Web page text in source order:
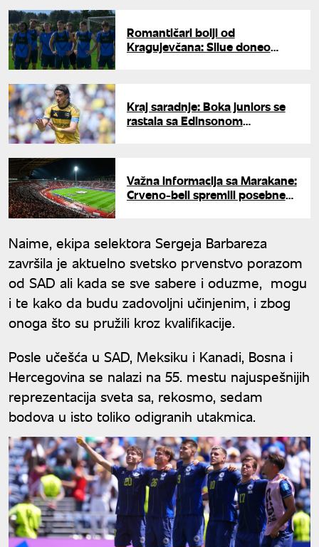
Romantičari bolji od
Kragujevčana: Silue doneo
Kraj saradnje: Boka juniors se
rastala sa Edinsonom
Važna informacija sa Marakane:
Crveno-beli spremili posebne
Naime, ekipa selektora Sergeja Barbareza
završila je aktuelno svetsko prvenstvo porazom
od SAD ali kada se sve sabere i oduzme, mogu
i te kako da budu zadovoljni učinjenim, i zbog
onoga što su pružili kroz kvalifikacije.
Posle učešća u SAD, Meksiku i Kanadi, Bosna i
Hercegovina se nalazi na 55. mestu najuspešnijih
reprezentacija sveta sa, rekosmo, sedam
bodova u isto toliko odigranih utakmica.